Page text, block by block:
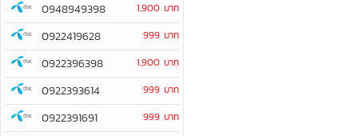
0948949398 1,900 บาท
0922419628 999 บาท
0922396398 1,900 บาท
0922393614 999 บาท
0922391691 999 บาท